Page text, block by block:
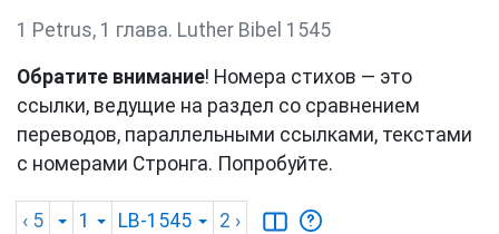
1 Petrus, 1 глава. Luther Bibel 1545
Обратите внимание! Номера стихов — это
ссылки, ведущие на раздел со сравнением
переводов, параллельными ссылками, текстами
с номерами Стронга. Попробуйте.
‹ 5 1 LB-1545 2 ›